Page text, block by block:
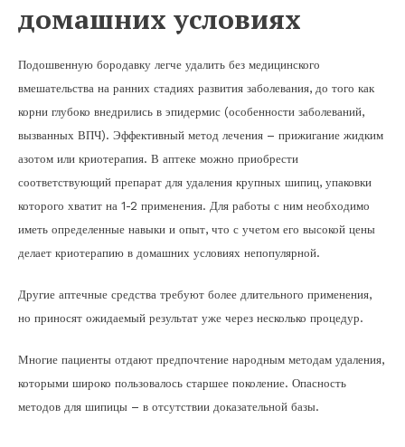
домашних условиях
Подошвенную бородавку легче удалить без медицинского
вмешательства на ранних стадиях развития заболевания, до того как
корни глубоко внедрились в эпидермис (особенности заболеваний,
вызванных ВПЧ). Эффективный метод лечения – прижигание жидким
азотом или криотерапия. В аптеке можно приобрести
соответствующий препарат для удаления крупных шипиц, упаковки
которого хватит на 1-2 применения. Для работы с ним необходимо
иметь определенные навыки и опыт, что с учетом его высокой цены
делает криотерапию в домашних условиях непопулярной.
Другие аптечные средства требуют более длительного применения,
но приносят ожидаемый результат уже через несколько процедур.
Многие пациенты отдают предпочтение народным методам удаления,
которыми широко пользовалось старшее поколение. Опасность
методов для шипицы – в отсутствии доказательной базы.